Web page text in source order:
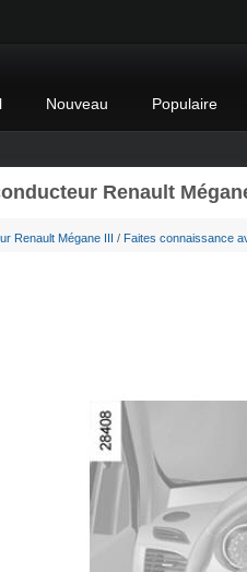
Nouveau Populaire
Renault
Renault Mégane III / Faites connaissance